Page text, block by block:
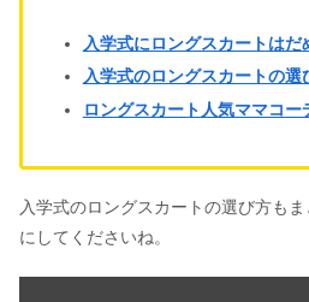
入学式にロングスカートはだ
入学式のロングスカートの選
ロングスカート人気ママコー
入学式のロングスカートの選び方も
にしてくださいね。